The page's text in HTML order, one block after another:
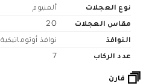
نوع العجلات
ألمنيوم
مقاس العجلات
20
النوافذ
نوافذ أوتوماتيكية
عدد الركاب
7
قارن